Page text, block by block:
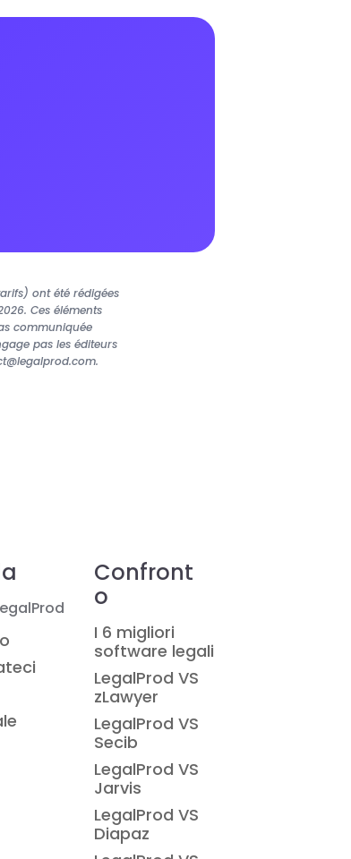
ont été rédigées
Ces éléments
communiquée
pas les éditeurs
Confront
o
I 6 migliori
software legali
LegalProd VS
zLawyer
LegalProd VS
Secib
LegalProd VS
Jarvis
LegalProd VS
Diapaz